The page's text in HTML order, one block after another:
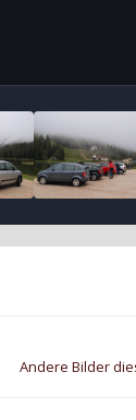
Andere Bilder